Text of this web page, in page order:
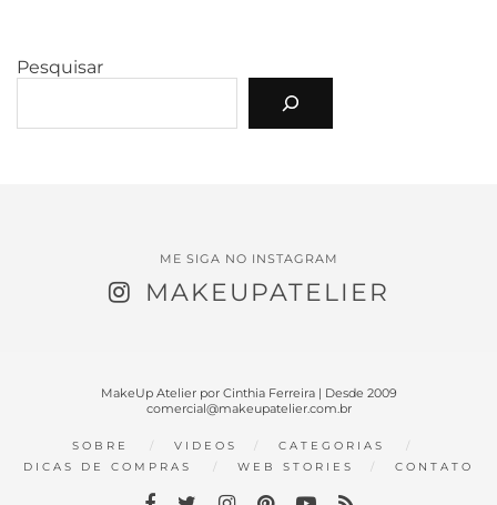
Pesquisar
ME SIGA NO INSTAGRAM
MAKEUPATELIER
MakeUp Atelier por Cinthia Ferreira | Desde 2009
comercial@makeupatelier.com.br
SOBRE VIDEOS
CATEGORIAS
DICAS DE COMPRAS
WEB STORIES CONTATO